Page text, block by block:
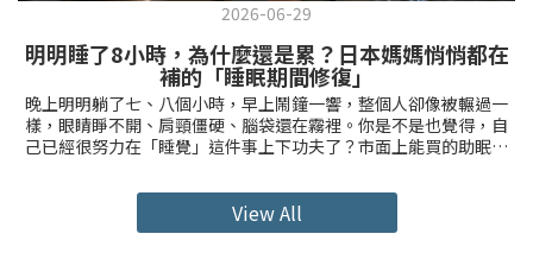
2026-06-29
明明睡了8小時，為什麼還是累？日本媽媽悄悄都在
補的「睡眠期間修復」
晚上明明躺了七、八個小時，早上鬧鐘一響，整個人卻像被輾過一
樣，眼睛睜不開、肩頸僵硬、腦袋還在霧裡。你是不是也覺得，自
己已經很努力在「睡覺」這件事上下功夫了？市面上能買的助眠小
機能睡衣，甚至連睡眠耳機跟追蹤睡眠的App都下載了。但你知道
嗎？日本媽媽們對付「睡不飽」這件事，想法跟我們不太一樣。她
們不只在意「有沒有睡著」，更在意「睡覺的這段時間，身體有沒
View All